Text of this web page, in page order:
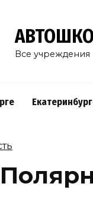
Все учреждения